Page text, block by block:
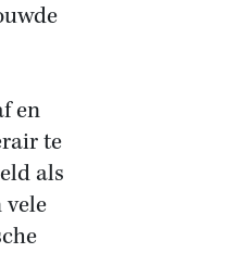
en
te
als
vele